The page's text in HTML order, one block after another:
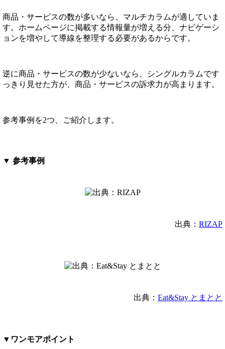
商品・サービスの数が多いなら、マルチカラムが適していま
す。ホームページに掲載する情報量が増える分、ナビゲーシ
ョンを増やして導線を整理する必要があるからです。
逆に商品・サービスの数が少ないなら、シングルカラムです
っきり見せた方が、商品・サービスの訴求力が高まります。
参考事例を2つ、ご紹介します。
▼ 参考事例
出典： RIZAP
出典： Eat&Stay とまとと
▼ワンモアポイント